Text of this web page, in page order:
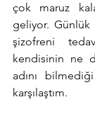
çok maruz
geliyor. Günlük
şizofreni
kendisinin ne
adını
karşılaştım.